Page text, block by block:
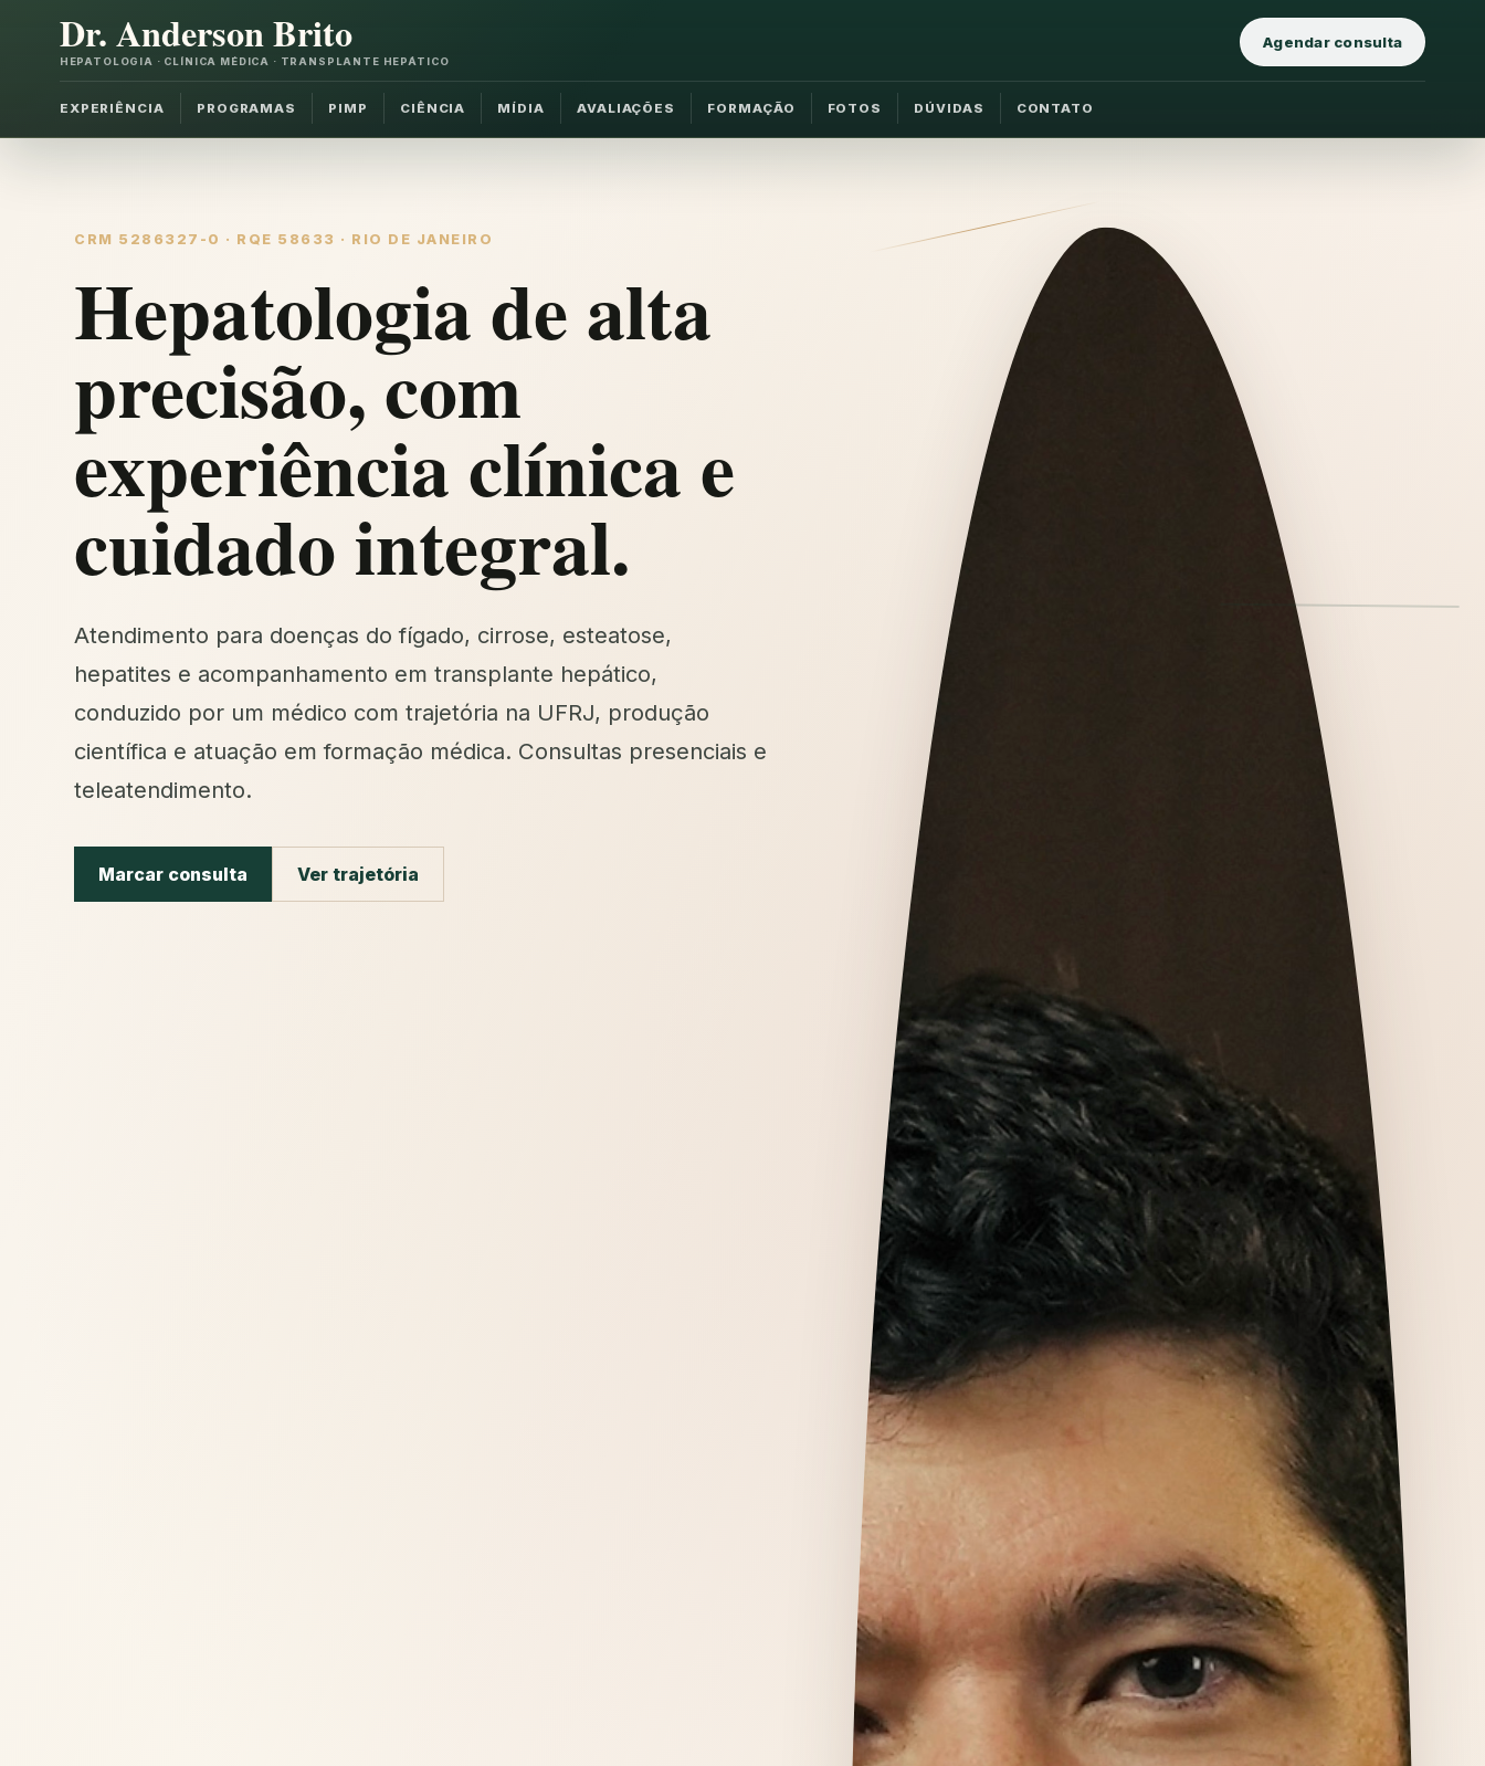
Dr. Anderson Brito
HEPATOLOGIA · CLÍNICA MÉDICA · TRANSPLANTE HEPÁTICO
EXPERIÊNCIA PROGRAMAS PIMP CIÊNCIA MÍDIA AVALIAÇÕES FORMAÇÃO FOTOS DÚVIDAS CONTATO
Agendar consulta
CRM 5286327-0 · RQE 58633 · RIO DE JANEIRO
Hepatologia de alta
precisão, com
experiência clínica e
cuidado integral.
Atendimento para doenças do fígado, cirrose, esteatose,
hepatites e acompanhamento em transplante hepático,
conduzido por um médico com trajetória na UFRJ, produção
científica e atuação em formação médica. Consultas presenciais e
teleatendimento.
Marcar consulta Ver trajetória